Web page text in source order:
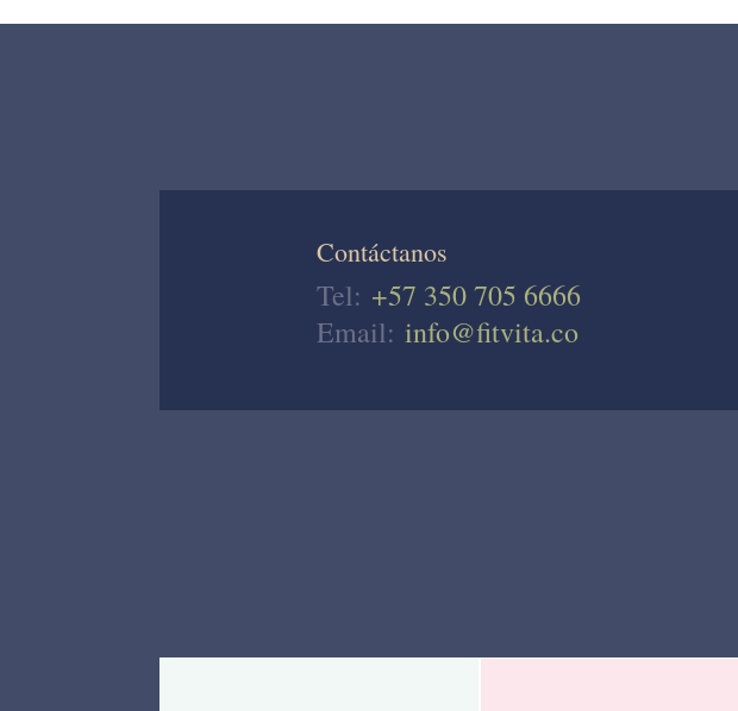
Contáctanos
Tel: +57 350 705 6666
Email: info@fitvita.co